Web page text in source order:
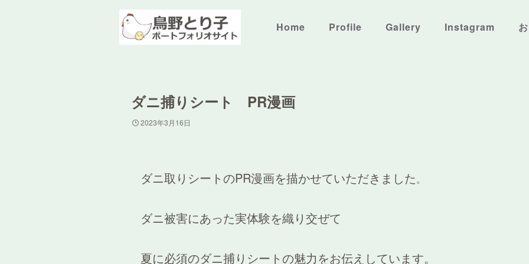
Home Profile Gallery Instagram
ダニ捕りシート PR漫画
2023年3月16日
ダニ取りシートのPR漫画を描かせていただきました。
ダニ被害にあった実体験を織り交ぜて
夏に必須のダニ捕りシートの魅力をお伝えしています。